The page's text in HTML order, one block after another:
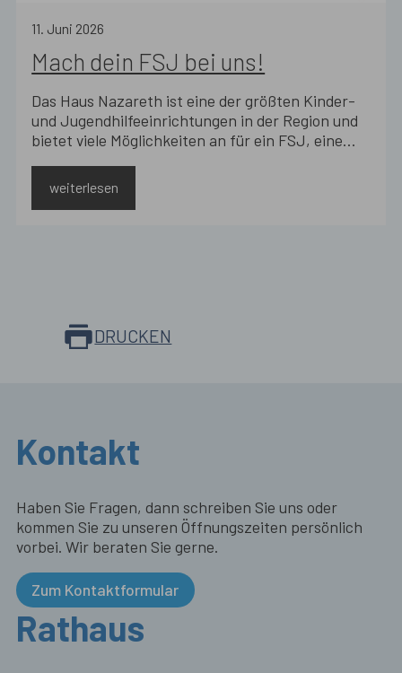
11. Juni 2026
Mach dein FSJ bei uns!
Das Haus Nazareth ist eine der größten Kinder-
und Jugendhilfeeinrichtungen in der Region und
bietet viele Möglichkeiten an für ein FSJ, eine
weiterlesen
DRUCKEN
Kontakt
Haben Sie Fragen, dann schreiben Sie uns oder
kommen Sie zu unseren Öffnungszeiten persönlich
vorbei. Wir beraten Sie gerne.
Zum Kontaktformular
Rathaus